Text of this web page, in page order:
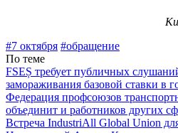
#7 октября #обращение
По теме
FSEȘ требует публичных
замораживания базовой ставки в
Федерация профсоюзов
объединит и работников других
Встреча IndustriAll Global Union